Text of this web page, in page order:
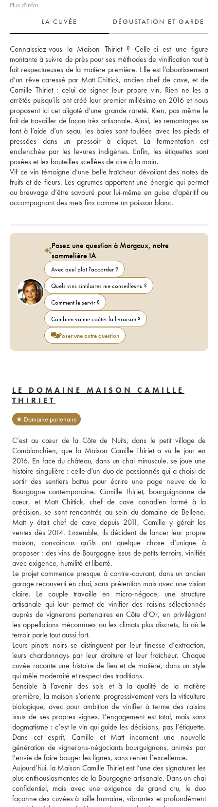
Plus d'infos
LA CUVÉE
DÉGUSTATION ET GARDE
Connaissiez-vous la Maison Thiriet ? Celle-ci est une figure
montante à suivre de près pour ses méthodes de vinification tout à
fait respectueuses de la matière première. Elle est l’aboutissement
d’un rêve caressé par Matt Chittick, ancien chef de cave, et de
Camille Thiriet : celui de signer leur propre vin. Rien ne les a
arrêtés puisqu’ils ont créé leur premier millésime en 2016 et nous
proposent ici cet aligoté d’une grande rareté. Rien, pas même le
fait de travailler de façon très artisanale. Ainsi, les remontages se
font à l’aide d’un seau, les baies sont foulées avec les pieds et
pressées dans un pressoir à cliquet. La fermentation est
enclenchée par les levures indigènes. Enfin, les étiquettes sont
posées et les bouteilles scellées de cire à la main.
Vif ce vin témoigne d’une belle fraîcheur dévoilant des notes de
fruits et de fleurs. Les agrumes apportent une énergie qui permet
au breuvage d’être savouré pour lui-même en guise d’apéritif ou
accompagnant des mets fins comme un poisson blanc.
Posez une question à Margaux, notre
sommelière IA
Avec quel plat l'accorder ?
Quels vins similaires me conseilles-tu ?
Comment le servir ?
Combien va me coûter la livraison ?
Poser une autre question
LE DOMAINE MAISON CAMILLE
THIRIET
★ Domaine partenaire
C’est au cœur de la Côte de Nuits, dans le petit village de
Comblanchien, que la Maison Camille Thiriet a vu le jour en
2016. En face du château, dans un chai minuscule, se joue une
histoire singulière : celle d’un duo de passionnés qui a choisi de
sortir des sentiers battus pour écrire une page neuve de la
Bourgogne contemporaine. Camille Thiriet, bourguignonne de
cœur, et Matt Chittick, chef de cave canadien formé à la
précision, se sont rencontrés au sein du domaine de Bellene.
Matt y était chef de cave depuis 2011, Camille y gérait les
ventes dès 2014. Ensemble, ils décident de lancer leur propre
maison, convaincus qu’ils ont quelque chose d’unique à
proposer : des vins de Bourgogne issus de petits terroirs, vinifiés
avec exigence, humilité et liberté.
Le projet commence presque à contre-courant, dans un ancien
garage reconverti en chai, sans prétention mais avec une vision
claire. Le couple travaille en micro-négoce, une structure
artisanale qui leur permet de vinifier des raisins sélectionnés
auprès de vignerons partenaires en Côte d’Or, en privilégiant
les appellations méconnues ou les climats plus discrets, là où le
terroir parle tout aussi fort.
Leurs pinots noirs se distinguent par leur finesse d’extraction,
leurs chardonnays par leur droiture et leur fraîcheur. Chaque
cuvée raconte une histoire de lieu et de matière, dans un style
qui mêle modernité et respect des traditions.
Sensible à l’avenir des sols et à la qualité de la matière
première, la maison s’oriente progressivement vers la viticulture
biologique, avec pour ambition de vinifier à terme des raisins
issus de ses propres vignes. L’engagement est total, mais sans
dogmatisme : c’est le vin qui guide les décisions, pas l’étiquette.
Dans cet esprit, Camille et Matt incarnent une nouvelle
génération de vignerons-négociants bourguignons, animés par
l’envie de faire bouger les lignes, sans renier l’excellence.
Aujourd’hui, la Maison Camille Thiriet est l’une des signatures les
plus enthousiasmantes de la Bourgogne artisanale. Dans un chai
confidentiel, mais avec une exigence de grand cru, le duo
façonne des cuvées à taille humaine, vibrantes et profondément